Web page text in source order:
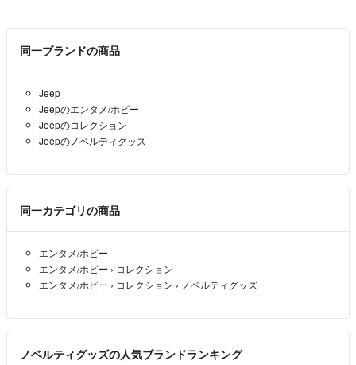
お値下げの交渉は、節度あるコメントをお願いします。直近で値下げの
問い合わせに返答してるのに更に同じ質問をしたりはやめて下さい。ま
をお断りさせていただきます。
同一ブランドの商品
Jeep
Jeepのエンタメ/ホビー
Jeepのコレクション
Jeepのノベルティグッズ
同一カテゴリの商品
エンタメ/ホビー
エンタメ/ホビー › コレクション
エンタメ/ホビー › コレクション › ノベルティグッズ
ノベルティグッズの人気ブランドランキング